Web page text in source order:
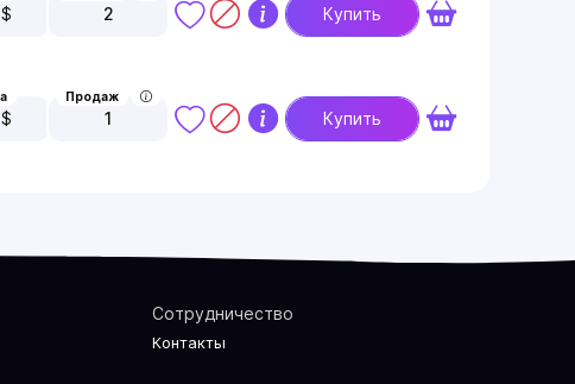
$ 2 Купить
$
Продаж
1 Купить
Сотрудничество
Контакты